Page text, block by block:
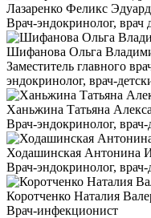
Лазаренко Феликс
Врач-эндокринолог,
Шифанова Ольга
Заместитель главного
эндокринолог, врач-
Ханьжина Татьяна
Врач-эндокринолог,
Ходашинская Антонина
Врач-эндокринолог,
Коротченко Наталия
Врач-инфекционист